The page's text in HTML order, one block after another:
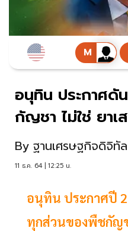
อนุทิน ประกาศดั
กัญชา ไม่ใช่ ยา
By ฐานเศรษฐกิจดิจิทัล
11 ธ.ค. 64 | 12:25 น.
อนุทิน ประกาศปี
ทุกส่วนของพืชกัญ